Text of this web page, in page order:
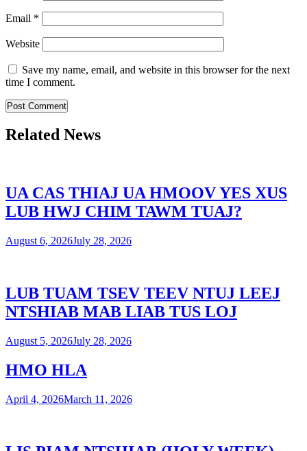
Email *
Website
Save my name, email, and website in this browser for the next
time I comment.
Related News
UA CAS THIAJ UA HMOOV YES XUS
LUB HWJ CHIM TAWM TUAJ?
August 6, 2026July 28, 2026
LUB TUAM TSEV TEEV NTUJ LEEJ
NTSHIAB MAB LIAB TUS LOJ
August 5, 2026July 28, 2026
HMO HLA
April 4, 2026March 11, 2026